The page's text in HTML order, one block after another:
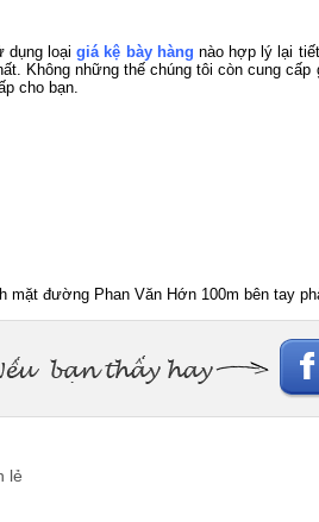
dụng loạigiá kệ bày hàng nào hợp lý lại
Không những thế chúng tôi còn cung
cho bạn.
mặt đường Phan Văn Hớn 100m bên tay
lẻ